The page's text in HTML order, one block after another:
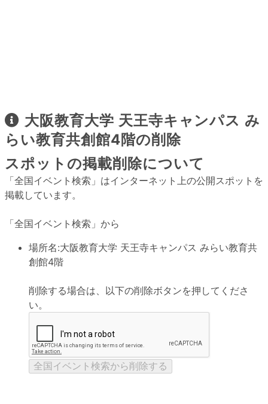
大阪教育大学 天王寺キャンパス み
らい教育共創館4階の削除
スポットの掲載削除について
「全国イベント検索」はインターネット上の公開スポットを
掲載しています。
「全国イベント検索」から
場所名:大阪教育大学 天王寺キャンパス みらい教育共
創館4階
削除する場合は、以下の削除ボタンを押してくださ
い。
全国イベント検索から削除する